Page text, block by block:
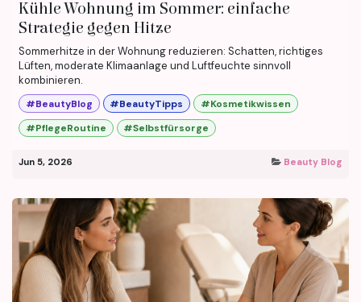
Kühle Wohnung im Sommer: einfache
Strategie gegen Hitze
Sommerhitze in der Wohnung reduzieren: Schatten, richtiges
Lüften, moderate Klimaanlage und Luftfeuchte sinnvoll
kombinieren.
#BeautyBlog #BeautyTipps
#Kosmetikwissen
#PflegeRoutine
#Selbstfürsorge
Jun 5, 2026 Beauty Blog